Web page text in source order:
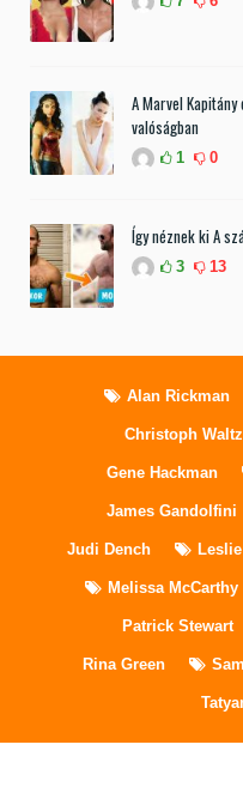
A Marvel
valóságban
1 0
Így néznek ki A
3 13
Alan Rickman
Christoph Waltz
Gene Hackman
James Gandolfini
Judi Dench
Melissa McCarthy
Patrick Stewart
Rina Green